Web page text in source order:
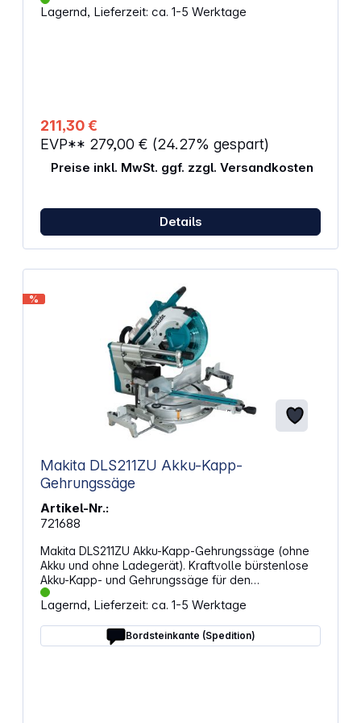
Winkelschmiege
Aufstellmaß in mm: 490x380x840 Tischgröße in mm:
Lagernd, Lieferzeit: ca. 1-5 Werktage
211,30 €
EVP** 279,00 € (24.27% gespart)
Preise inkl. MwSt. ggf. zzgl. Versandkosten
Details
%
Makita DLS211ZU Akku-Kapp-
Gehrungssäge
Artikel-Nr.:
721688
Makita DLS211ZU Akku-Kapp-Gehrungssäge (ohne
Akku und ohne Ladegerät). Kraftvolle bürstenlose
Akku-Kapp- und Gehrungssäge für den
anspruchsvollen Einsatz. Eigenschaften:
Gehrungsschnitte nach rechts und links stufenlos bis
60 Grad Bürstenloser Motor für eine kompaktere
Bauweise und längere Lebensdauer
Lagernd, Lieferzeit: ca. 1-5 Werktage
Bordsteinkante (Spedition)